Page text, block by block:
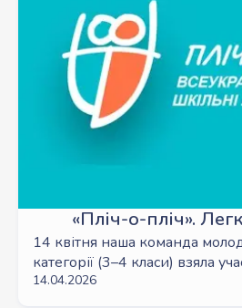
«Пліч-о-пліч».
14 квітня наша команда
категорії (3–4 класи) взяла
етапі Всеукраїнських
14.04.2026